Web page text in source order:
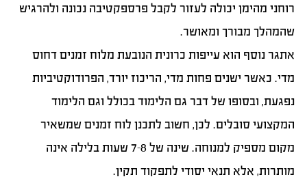
רוחני מהימן יכולה לעזור לקבל פרספקטיבה נכונה ולהרגיש
שהמהלך מבורך ומאושר.
אתגר נוסף הוא עייפות כרונית הנובעת מלוח זמנים דחוס
מדי. כאשר ישנים פחות מדי, הריכוז יורד, הפרודוקטיביות
נפגעת, ובסופו של דבר גם הלימוד בכולל וגם הלימוד
המקצועי סובלים. לכן, חשוב לתכנן לוח זמנים שמשאיר
מקום מספיק למנוחה. שינה של 7-8 שעות בלילה אינה
מותרות, אלא תנאי יסודי לתפקוד תקין.